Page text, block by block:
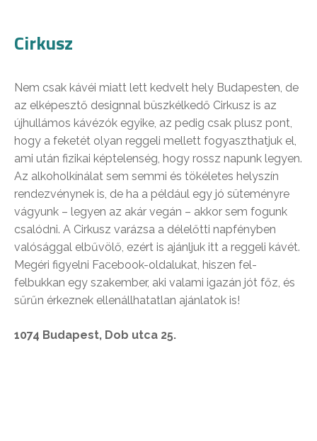
Cirkusz
Nem csak kávéi miatt lett kedvelt hely Budapesten, de
az elképesztő designnal büszkélkedő Cirkusz is az
újhullámos kávézók egyike, az pedig csak plusz pont,
hogy a feketét olyan reggeli mellett fogyaszthatjuk el,
ami után fizikai képtelenség, hogy rossz napunk legyen.
Az alkoholkínálat sem semmi és tökéletes helyszín
rendezvénynek is, de ha a például egy jó süteményre
vágyunk – legyen az akár vegán – akkor sem fogunk
csalódni. A Cirkusz varázsa a délelőtti napfényben
valósággal elbűvölő, ezért is ajánljuk itt a reggeli kávét.
Megéri figyelni Facebook-oldalukat, hiszen fel-
felbukkan egy szakember, aki valami igazán jót főz, és
sűrűn érkeznek ellenállhatatlan ajánlatok is!
1074 Budapest, Dob utca 25.